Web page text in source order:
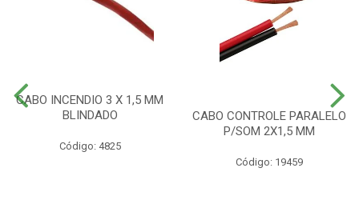
CABO INCENDIO 3 X 1,5 MM
BLINDADO
Código: 4825
CABO CONTROLE PARALELO
P/SOM 2X1,5 MM
Código: 19459